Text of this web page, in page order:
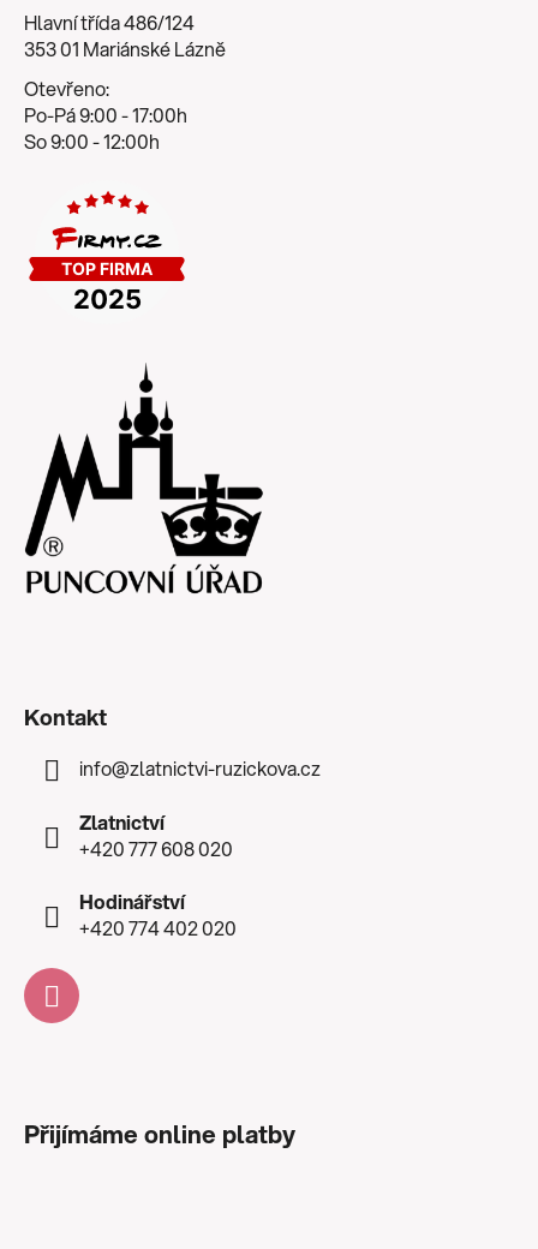
Hlavní třída 486/124
353 01 Mariánské Lázně
Otevřeno:
Po-Pá 9:00 - 17:00h
So 9:00 - 12:00h
Kontakt
info@zlatnictvi-ruzickova.cz
Zlatnictví
+420 777 608 020
Hodinářství
+420 774 402 020
Přijímáme online platby